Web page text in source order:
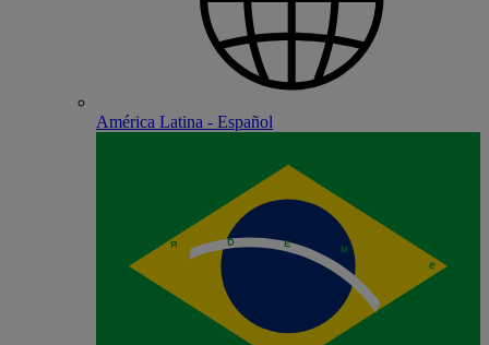
América Latina - Español